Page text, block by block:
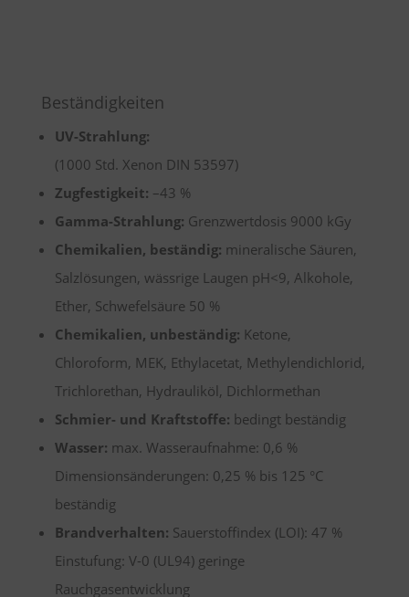
Beständigkeiten
UV-Strahlung:
(1000 Std. Xenon DIN 53597)
Zugfestigkeit: –43 %
Gamma-Strahlung: Grenzwertdosis 9000 kGy
Chemikalien, beständig: mineralische Säuren,
Salzlösungen, wässrige Laugen pH<9, Alkohole,
Ether, Schwefelsäure 50 %
Chemikalien, unbeständig: Ketone,
Chloroform, MEK, Ethylacetat, Methylendichlorid,
Trichlorethan, Hydrauliköl, Dichlormethan
Schmier- und Kraftstoffe: bedingt beständig
Wasser: max. Wasseraufnahme: 0,6 %
Dimensionsänderungen: 0,25 % bis 125 °C
beständig
Brandverhalten: Sauerstoffindex (LOI): 47 %
Einstufung: V-0 (UL94) geringe
Rauchgasentwicklung